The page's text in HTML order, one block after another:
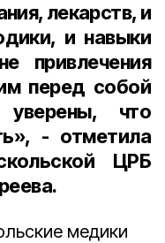
лекарств, и
и навыки
привлечения
перед собой
что
- отметила
ЦРБ
медики